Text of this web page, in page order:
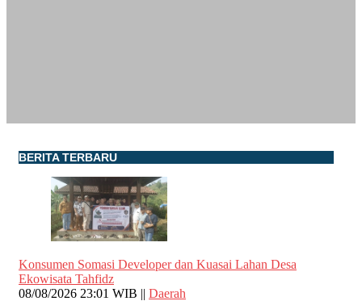
BERITA TERBARU
Konsumen Somasi Developer dan Kuasai Lahan Desa
Ekowisata Tahfidz
08/08/2026 23:01 WIB || Daerah